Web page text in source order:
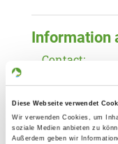
Diese Webseite verwendet
Wir verwenden Cookies, um
soziale Medien anbieten zu
Außerdem geben wir
Information
Contact:
39264
Training